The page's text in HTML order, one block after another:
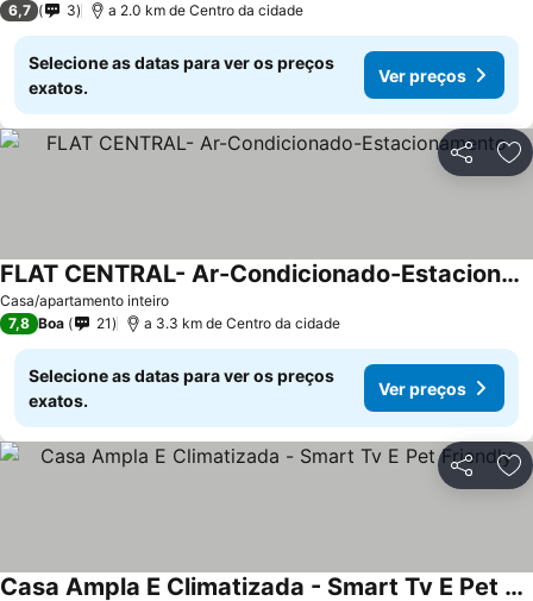
6,7 3 a 2.0 km de Centro da cidade
Selecione as datas para ver os preços
exatos.
Ver preços
Partilhar
Casa/apartamento inteiro
FLAT CENTRAL- Ar-Condicionado-Estacionamento
7,8 Boa 21 a 3.3 km de Centro da cidade
Selecione as datas para ver os preços
exatos.
Ver preços
Partilhar
Casa Ampla E Climatizada - Smart Tv E Pet Friendly